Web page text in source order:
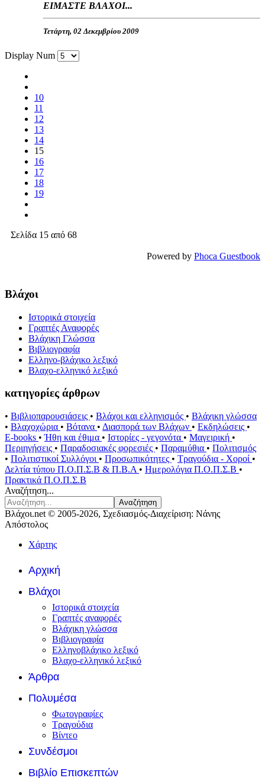
ΕΙΜΑΣΤΕ ΒΛΑΧΟΙ...
Τετάρτη, 02 Δεκεμβρίου 2009
Display Num
10
11
12
13
14
15
16
17
18
19
Σελίδα 15 από 68
Powered by Phoca Guestbook
Βλάχοι
Ιστορικά στοιχεία
Γραπτές Αναφορές
Βλάχικη Γλώσσα
Βιβλιογραφία
Ελληνο-βλάχικο λεξικό
Βλαχο-ελληνικό λεξικό
κατηγορίες άρθρων
• Βιβλιοπαρουσιάσεις • Βλάχοι και ελληνισμός • Βλάχικη γλώσσα
• Βλαχοχώρια • Βότανα • Διασπορά των Βλάχων • Εκδηλώσεις •
E-books •Ήθη και έθιμα • Ιστορίες - γεγονότα • Μαγειρική •
Περιηγήσεις • Παραδοσιακές φορεσιές • Παραμύθια • Πολιτισμός
• Πολιτιστικοί Συλλόγοι • Προσωπικότητες • Τραγούδια - Χοροί •
Δελτία τύπου Π.Ο.Π.Σ.Β & Π.Β.Α • Ημερολόγια Π.Ο.Π.Σ.Β •
Πρακτικά Π.Ο.Π.Σ.Β
Αναζήτηση...
Αναζήτηση
Βλάχοι.net © 2005-2026, Σχεδιασμός-Διαχείριση: Νάνης
Απόστολος
Χάρτης
Αρχική
Βλάχοι
Ιστορικά στοιχεία
Γραπτές αναφορές
Βλάχικη γλώσσα
Βιβλιογραφία
Ελληνοβλάχικο λεξικό
Βλαχο-ελληνικό λεξικό
Άρθρα
Πολυμέσα
Φωτογραφίες
Τραγούδια
Βίντεο
Συνδέσμοι
Βιβλίο Επισκεπτών